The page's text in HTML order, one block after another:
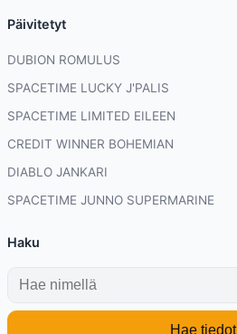
Päivitetyt
DUBION ROMULUS
SPACETIME LUCKY J'PALIS
SPACETIME LIMITED EILEEN
CREDIT WINNER BOHEMIAN
DIABLO JANKARI
SPACETIME JUNNO SUPERMARINE
Haku
Hae tiedot